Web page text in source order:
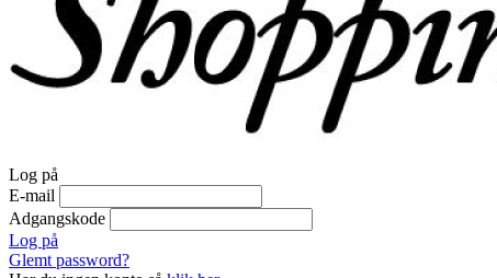
Log på
E-mail
Adgangskode
Log på
Glemt password?